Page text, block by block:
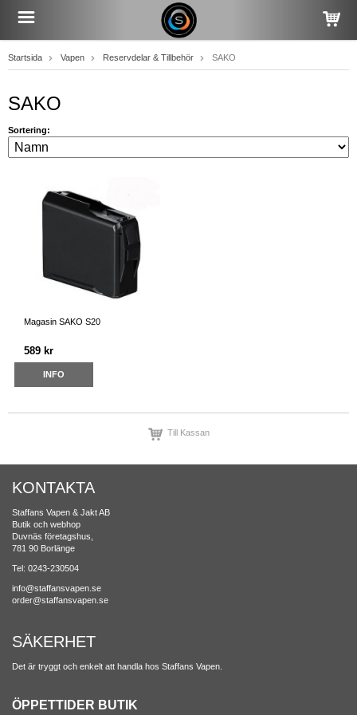
Startsida Vapen Reservdelar & Tillbehör SAKO
SAKO
Sortering:
Magasin SAKO S20
589 kr
INFO
Till Kassan
KONTAKTA
Staffans Vapen & Jakt AB
Butik och webhop
Duvnäs företagshus,
781 90 Borlänge
Tel: 0243-230504
info@staffansvapen.se
order@staffansvapen.se
SÄKERHET
Det är tryggt och enkelt att handla hos Staffans Vapen.
ÖPPETTIDER BUTIK